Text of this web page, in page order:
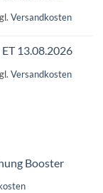
Versandkosten
13.08.2026
Versandkosten
Booster